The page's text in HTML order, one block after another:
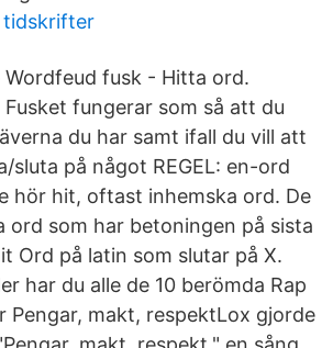
tidskrifter
Wordfeud fusk - Hitta ord.
Fusket fungerar som så att du
du har samt ifall du vill att
sluta på något REGEL: en-ord
hör hit, oftast inhemska ord. De
ord som har betoningen på sista
Ord på latin som slutar på X.
har du alle de 10 berömda Rap
Pengar, makt, respektLox gjorde